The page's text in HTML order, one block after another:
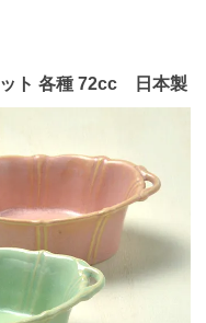
ト 各種 72cc 日本製